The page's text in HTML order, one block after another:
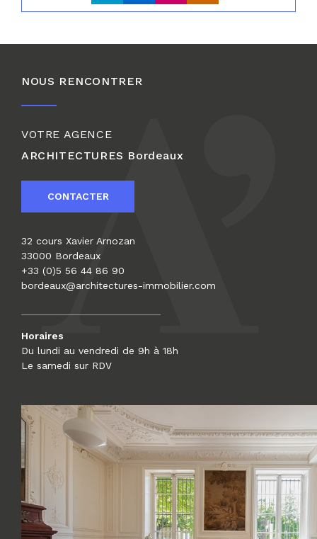
NOUS RENCONTRER
VOTRE AGENCE
ARCHITECTURES Bordeaux
CONTACTER
32 cours Xavier Arnozan
33000 Bordeaux
+33 (0)5 56 44 86 90
bordeaux@architectures-immobilier.com
Horaires
Du lundi au vendredi de 9h à 18h
Le samedi sur RDV